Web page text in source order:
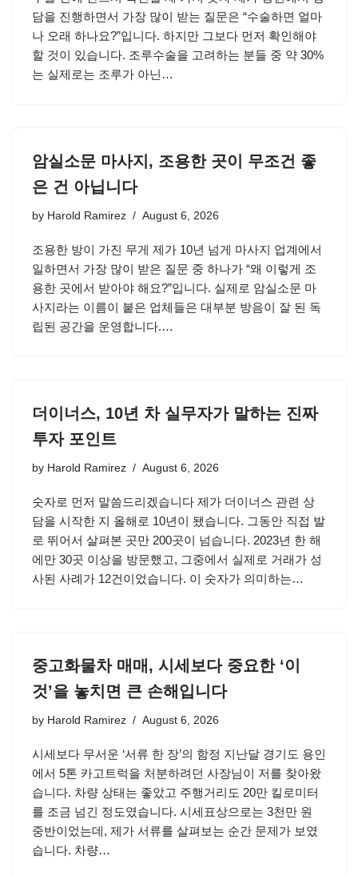
담을 진행하면서 가장 많이 받는 질문은 “수술하면 얼마
나 오래 하나요?”입니다. 하지만 그보다 먼저 확인해야
할 것이 있습니다. 조루수술을 고려하는 분들 중 약 30%
는 실제로는 조루가 아닌…
암실소문 마사지, 조용한 곳이 무조건 좋
은 건 아닙니다
by Harold Ramirez August 6, 2026
조용한 방이 가진 무게 제가 10년 넘게 마사지 업계에서
일하면서 가장 많이 받은 질문 중 하나가 “왜 이렇게 조
용한 곳에서 받아야 해요?”입니다. 실제로 암실소문 마
사지라는 이름이 붙은 업체들은 대부분 방음이 잘 된 독
립된 공간을 운영합니다.…
더이너스, 10년 차 실무자가 말하는 진짜
투자 포인트
by Harold Ramirez August 6, 2026
숫자로 먼저 말씀드리겠습니다 제가 더이너스 관련 상
담을 시작한 지 올해로 10년이 됐습니다. 그동안 직접 발
로 뛰어서 살펴본 곳만 200곳이 넘습니다. 2023년 한 해
에만 30곳 이상을 방문했고, 그중에서 실제로 거래가 성
사된 사례가 12건이었습니다. 이 숫자가 의미하는…
중고화물차 매매, 시세보다 중요한 ‘이
것’을 놓치면 큰 손해입니다
by Harold Ramirez August 6, 2026
시세보다 무서운 ‘서류 한 장’의 함정 지난달 경기도 용인
에서 5톤 카고트럭을 처분하려던 사장님이 저를 찾아왔
습니다. 차량 상태는 좋았고 주행거리도 20만 킬로미터
를 조금 넘긴 정도였습니다. 시세표상으로는 3천만 원
중반이었는데, 제가 서류를 살펴보는 순간 문제가 보였
습니다. 차량…